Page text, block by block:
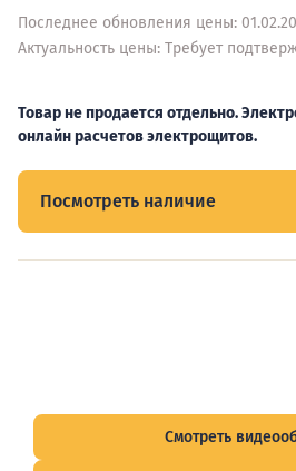
Последнее обновления цены:
Актуальность цены: Требует
Товар не продается отдельно.
онлайн расчетов электрощитов.
Посмотреть наличие
Смотреть